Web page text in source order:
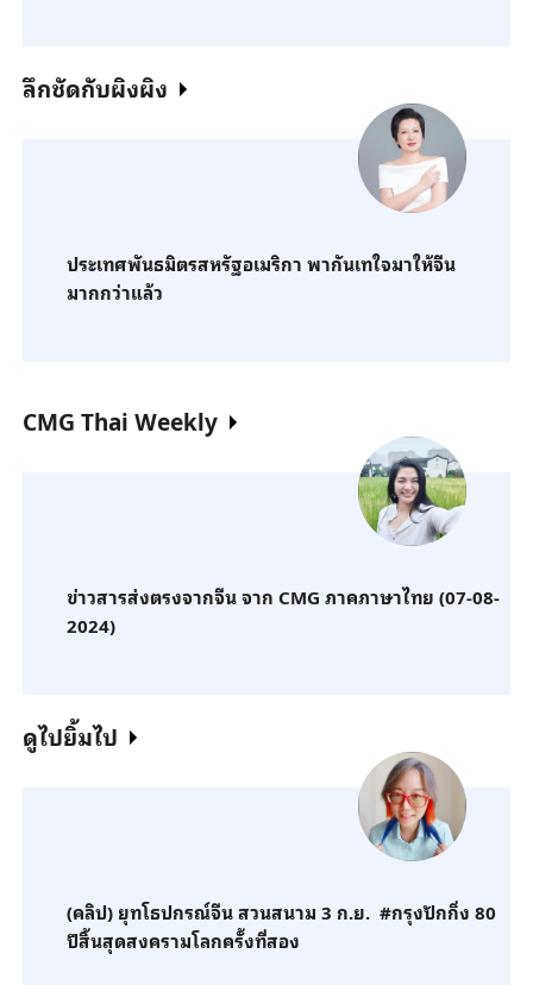
ลึกชัดกับผิงผิง
ประเทศพันธมิตรสหรัฐอเมริกา พากันเทใจมาให้จีน
มากกว่าแล้ว
CMG Thai Weekly
ข่าวสารส่งตรงจากจีน จาก CMG ภาคภาษาไทย (07-08-
2024)
ดูไปยิ้มไป
(คลิป) ยุทโธปกรณ์จีน สวนสนาม 3 ก.ย. #กรุงปักกิ่ง 80
ปีสิ้นสุดสงครามโลกครั้งที่สอง